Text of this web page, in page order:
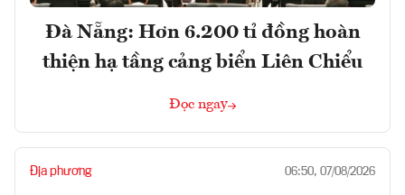
Đà Nẵng: Hơn 6.200 tỉ đồng hoàn
thiện hạ tầng cảng biển Liên Chiểu
Đọc ngay
Địa phương 06:50, 07/08/2026